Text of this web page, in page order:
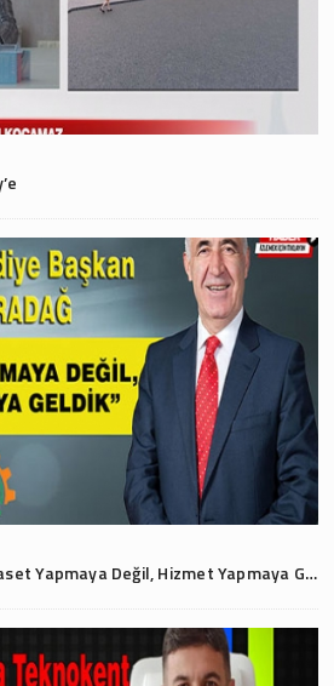
Başkan Karadağ “Biz Siyaset Yapmaya Değil, Hizmet Yapmaya Geldik”